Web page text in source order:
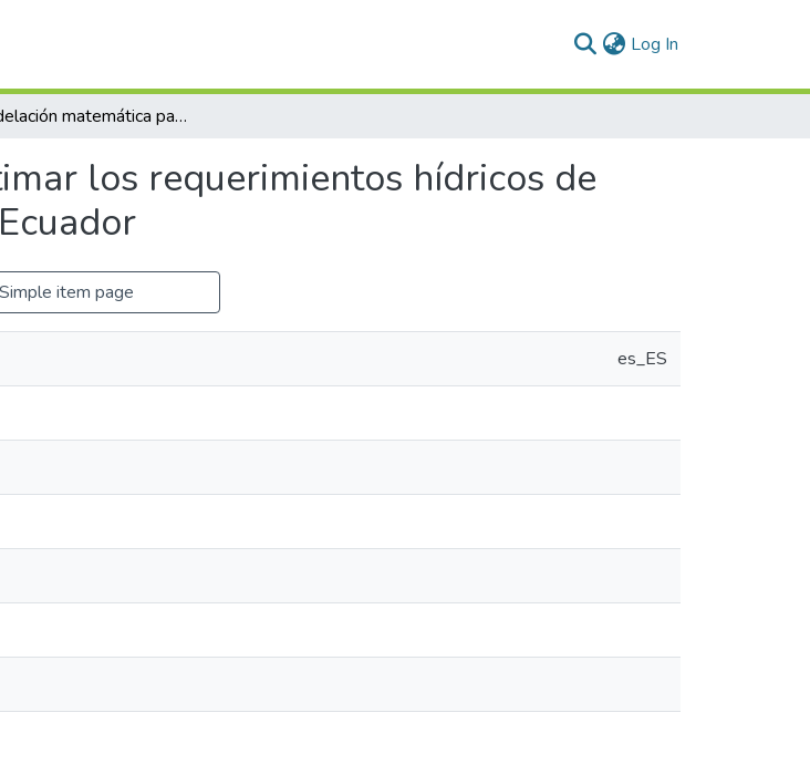
Log In
Modelación matemática para estimar los requerimientos hídricos de papa (Solanum spp.) Riobamba, Ecuador
los requerimientos hídricos de
Simple item page
es_ES